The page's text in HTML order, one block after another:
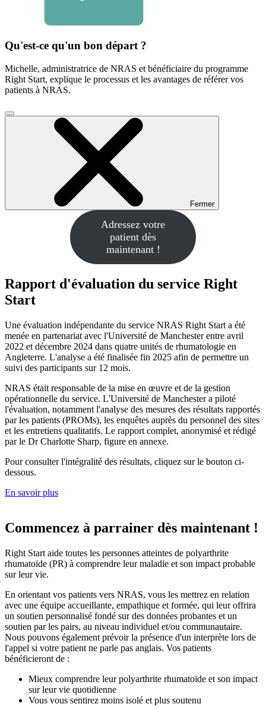
Qu'est-ce qu'un bon départ ?
Michelle, administratrice de NRAS et bénéficiaire du programme
Right Start, explique le processus et les avantages de référer vos
patients à NRAS.
Cliquez
Fermer
Adressez votre
patient dès
maintenant !
Rapport d'évaluation du service Right
Start
Une évaluation indépendante du service NRAS Right Start a été
menée en partenariat avec l'Université de Manchester entre avril
2022 et décembre 2024 dans quatre unités de rhumatologie en
Angleterre. L'analyse a été finalisée fin 2025 afin de permettre un
suivi des participants sur 12 mois.
NRAS était responsable de la mise en œuvre et de la gestion
opérationnelle du service. L'Université de Manchester a piloté
l'évaluation, notamment l'analyse des mesures des résultats rapportés
par les patients (PROMs), les enquêtes auprès du personnel des sites
et les entretiens qualitatifs. Le rapport complet, anonymisé et rédigé
par le Dr Charlotte Sharp, figure en annexe.
Pour consulter l'intégralité des résultats, cliquez sur le bouton ci-
dessous.
En savoir plus
Commencez à parrainer dès maintenant !
Right Start aide toutes les personnes atteintes de polyarthrite
rhumatoïde (PR) à comprendre leur maladie et son impact probable
sur leur vie.
En orientant vos patients vers NRAS, vous les mettrez en relation
avec une équipe accueillante, empathique et formée, qui leur offrira
un soutien personnalisé fondé sur des données probantes et un
soutien par les pairs, au niveau individuel et/ou communautaire.
Nous pouvons également prévoir la présence d'un interprète lors de
l'appel si votre patient ne parle pas anglais. Vos patients
bénéficieront de :
Mieux comprendre leur polyarthrite rhumatoïde et son impact
sur leur vie quotidienne
Vous vous sentirez moins isolé et plus soutenu